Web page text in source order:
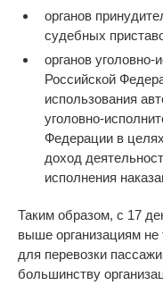
органов
судебных
органов
Российской
использования
уголовно-
Федерации в
доход
исполнения
Таким образом, с 17
выше организациям не
для перевозки
большинству